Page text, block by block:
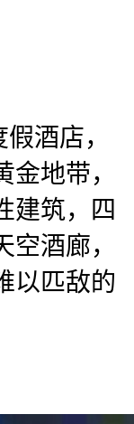
酒店，
地带，
建筑，四
酒廊，
以匹敌的